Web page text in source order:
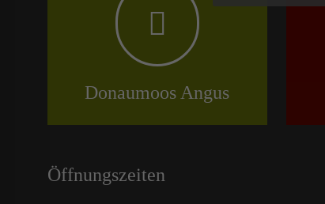
Donaumoos Angus
Öffnungszeiten